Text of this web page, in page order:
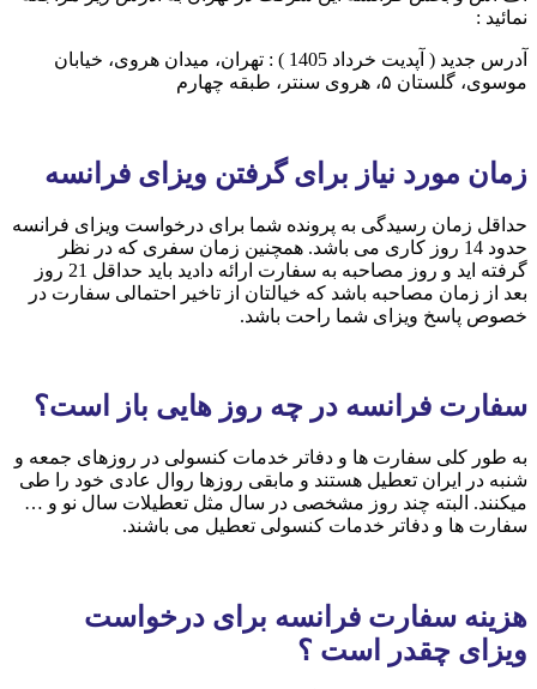
نمائید :
آدرس جدید ( آپدیت خرداد 1405 ) : تهران، میدان هروی، خیابان
موسوی، گلستان ۵، هروی سنتر، طبقه چهارم
زمان مورد نیاز برای گرفتن ویزای فرانسه
حداقل زمان رسیدگی به پرونده شما برای درخواست ویزای فرانسه
حدود 14 روز کاری می باشد. همچنین زمان سفری که در نظر
گرفته اید و روز مصاحبه به سفارت ارائه دادید باید حداقل 21 روز
بعد از زمان مصاحبه باشد که خیالتان از تاخیر احتمالی سفارت در
خصوص پاسخ ویزای شما راحت باشد.
سفارت فرانسه در چه روز هایی باز است؟
به طور کلی سفارت ها و دفاتر خدمات کنسولی در روزهای جمعه و
شنبه در ایران تعطیل هستند و مابقی روزها روال عادی خود را طی
میکنند. البته چند روز مشخصی در سال مثل تعطیلات سال نو و …
سفارت ها و دفاتر خدمات کنسولی تعطیل می باشند.
هزینه سفارت فرانسه برای درخواست
ویزای چقدر است ؟